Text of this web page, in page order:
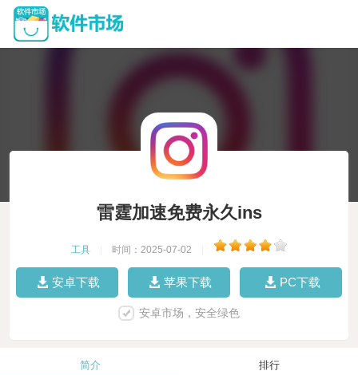
雷霆加速免费永久ins
工具 时间：2025-07-02
安卓下载 苹果下载 PC下载
安卓市场，安全绿色
简介 排行